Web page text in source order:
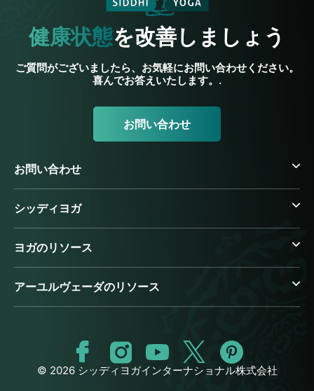
健康状態を改善しましょう
ご質問がございましたら、お気軽にお問い合わせください。
喜んでお答えいたします。.
お問い合わせ
お問い合わせ
シッディヨガ
ヨガのリソース
アーユルヴェーダのリソース
© 2026 シッディヨガインターナショナル株式会社